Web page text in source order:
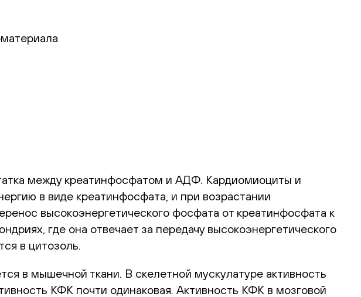
между креатинфосфатом и АДФ. Кардиомиоциты и
в виде креатинфосфата, и при возрастании
высокоэнергетического фосфата от креатинфосфата к
где она отвечает за передачу высокоэнергетического
в цитозоль.
в мышечной ткани. В скелетной мускулатуре активность
КФК почти одинаковая. Активность КФК в мозговой